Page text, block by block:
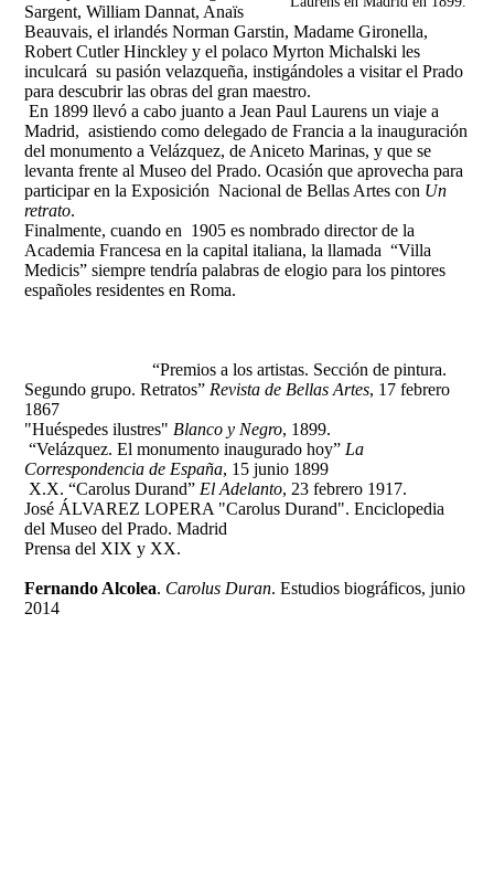
Sargent, William Dannat, Anaïs
Beauvais, el irlandés Norman Garstin, Madame Gironella,
Robert Cutler Hinckley y el polaco Myrton Michalski les
inculcará su pasión velazqueña, instigándoles a visitar el Prado
para descubrir las obras del gran maestro.
En 1899 llevó a cabo juanto a Jean Paul Laurens un viaje a
Madrid, asistiendo como delegado de Francia a la inauguración
del monumento a Velázquez, de Aniceto Marinas, y que se
levanta frente al Museo del Prado. Ocasión que aprovecha para
participar en la Exposición Nacional de Bellas Artes con Un
retrato.
Finalmente, cuando en 1905 es nombrado director de la
Academia Francesa en la capital italiana, la llamada “Villa
Medicis” siempre tendría palabras de elogio para los pintores
españoles residentes en Roma.
“Premios a los artistas. Sección de pintura.
Segundo grupo. Retratos” Revista de Bellas Artes, 17 febrero
1867
"Huéspedes ilustres" Blanco y Negro, 1899.
“Velázquez. El monumento inaugurado hoy” La
Correspondencia de España, 15 junio 1899
X.X. “Carolus Durand” El Adelanto, 23 febrero 1917.
José ÁLVAREZ LOPERA "Carolus Durand". Enciclopedia
del Museo del Prado. Madrid
Prensa del XIX y XX.
Fernando Alcolea. Carolus Duran. Estudios biográficos, junio
2014